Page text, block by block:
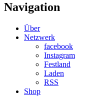
Navigation
Über
Netzwerk
facebook
Instagram
Festland
Laden
RSS
Shop